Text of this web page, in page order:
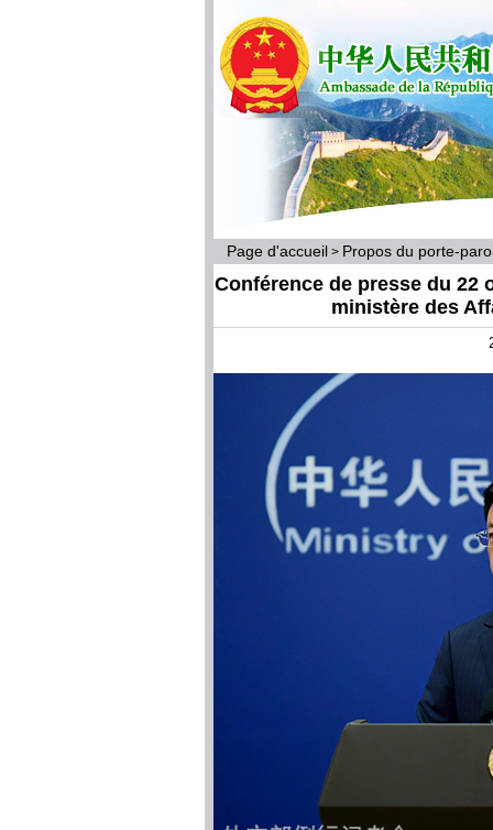
Page d'accueil > Propos du porte-
Conférence de presse du 22
ministère des